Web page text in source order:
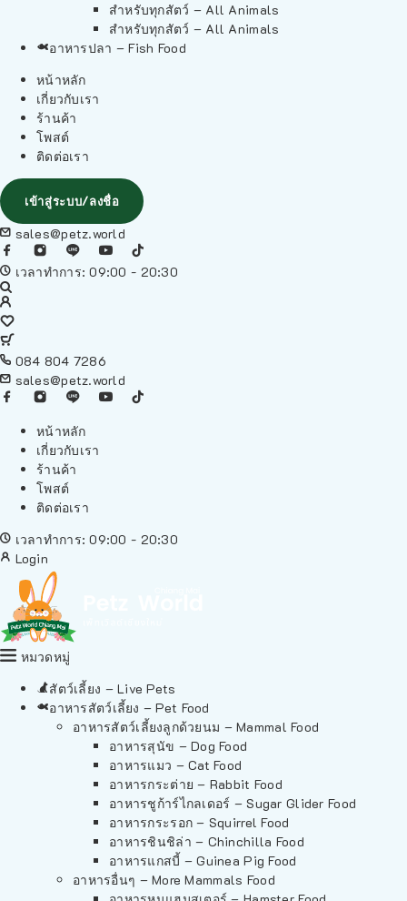
สำหรับทุกสัตว์ – All Animals
สำหรับทุกสัตว์ – All Animals
อาหารปลา – Fish Food
หน้าหลัก
เกี่ยวกับเรา
ร้านค้า
โพสต์
ติดต่อเรา
เข้าสู่ระบบ/ลงชื่อ
sales@petz.world
เวลาทำการ: 09:00 - 20:30
084 804 7286
sales@petz.world
หน้าหลัก
เกี่ยวกับเรา
ร้านค้า
โพสต์
ติดต่อเรา
เวลาทำการ: 09:00 - 20:30
Login
หมวดหมู่
สัตว์เลี้ยง – Live Pets
อาหารสัตว์เลี้ยง – Pet Food
อาหารสัตว์เลี้ยงลูกด้วยนม – Mammal Food
อาหารสุนัข – Dog Food
อาหารแมว – Cat Food
อาหารกระต่าย – Rabbit Food
อาหารชูก้าร์ไกลเดอร์ – Sugar Glider Food
อาหารกระรอก – Squirrel Food
อาหารชินชิล่า – Chinchilla Food
อาหารแกสบี้ – Guinea Pig Food
อาหารอื่นๆ – More Mammals Food